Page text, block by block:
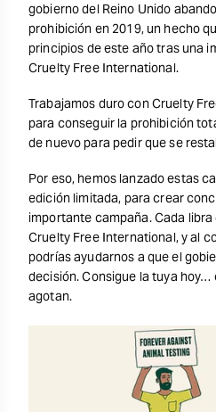
gobierno del Reino Unido
prohibición en 2019, un hecho
principios de este año tras una
Cruelty Free International.
Trabajamos duro con Cruelty
para conseguir la prohibición
de nuevo para pedir que se
Por eso, hemos lanzado estas
edición limitada, para crear
importante campaña. Cada
Cruelty Free International, y al
podrías ayudarnos a que el
decisión. Consigue la tuya hoy…
agotan.